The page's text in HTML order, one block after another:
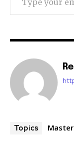
Topics